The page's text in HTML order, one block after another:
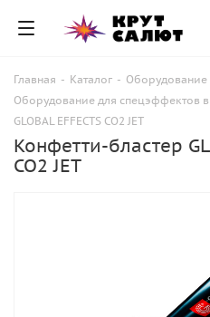
Главная - Каталог - Оборудование
Оборудование для спецэффектов
GLOBAL EFFECTS CO2 JET
Конфетти-бластер
CO2 JET